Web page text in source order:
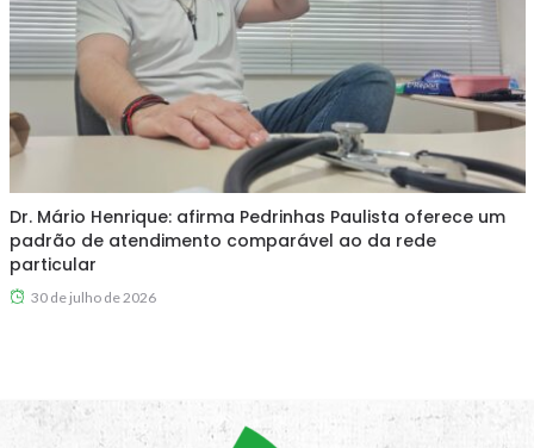
Dr. Mário Henrique: afirma Pedrinhas Paulista oferece um
padrão de atendimento comparável ao da rede
particular
30 de julho de 2026